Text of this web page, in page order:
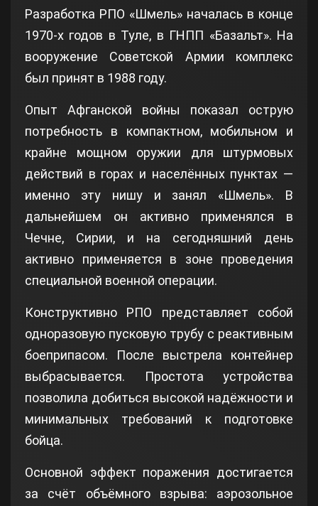
Разработка РПО «Шмель» началась в конце
1970-х годов в Туле, в ГНПП «Базальт». На
вооружение Советской Армии комплекс
был принят в 1988 году.
Опыт Афганской войны показал острую
потребность в компактном, мобильном и
крайне мощном оружии для штурмовых
действий в горах и населённых пунктах —
именно эту нишу и занял «Шмель». В
дальнейшем он активно применялся в
Чечне, Сирии, и на сегодняшний день
активно применяется в зоне проведения
специальной военной операции.
Конструктивно РПО представляет собой
одноразовую пусковую трубу с реактивным
боеприпасом. После выстрела контейнер
выбрасывается. Простота устройства
позволила добиться высокой надёжности и
минимальных требований к подготовке
бойца.
Основной эффект поражения достигается
за счёт объёмного взрыва: аэрозольное